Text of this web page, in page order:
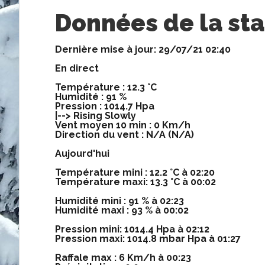
Données de la
Dernière mise à jour: 29/07/21 02:40
En direct
Température : 12.3 °C
Humidité : 91 %
Pression : 1014.7 Hpa
|--> Rising Slowly
Vent moyen 10 min : 0 Km/h
Direction du vent : N/A (N/A)
Aujourd'hui
Température mini : 12.2 °C à 02:20
Température maxi: 13.3 °C à 00:02
Humidité mini : 91 % à 02:23
Humidité maxi : 93 % à 00:02
Pression mini: 1014.4 Hpa à 02:12
Pression maxi: 1014.8 mbar Hpa à 01:27
Raffale max : 6 Km/h à 00:23